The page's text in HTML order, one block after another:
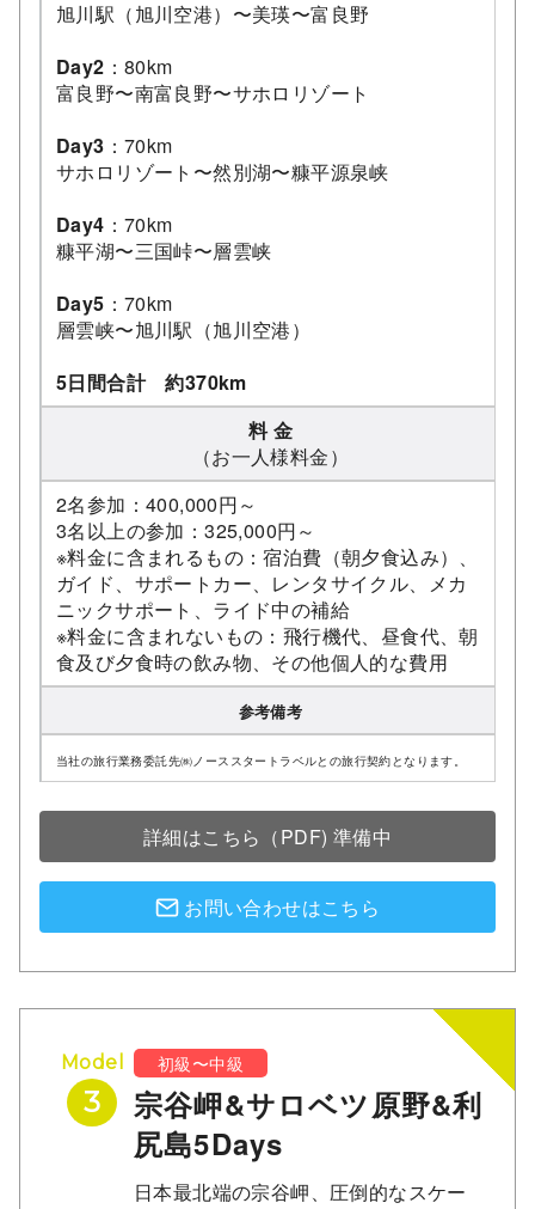
旭川駅（旭川空港）〜美瑛〜富良野
Day2 ：80km
富良野〜南富良野〜サホロリゾート
Day3 ：70km
サホロリゾート〜然別湖〜糠平源泉峡
Day4 ：70km
糠平湖〜三国峠〜層雲峡
Day5 ：70km
層雲峡〜旭川駅（旭川空港）
5日間合計 約370km
料 金
（お一人様料金）
2名参加：400,000円～
3名以上の参加：325,000円～
※料金に含まれるもの：宿泊費（朝夕食込み）、
ガイド、サポートカー、レンタサイクル、メカ
ニックサポート、ライド中の補給
※料金に含まれないもの：飛行機代、昼食代、朝
食及び夕食時の飲み物、その他個人的な費用
参考備考
当社の旅行業務委託先㈱ノーススタートラベルとの旅行契約となります。
詳細はこちら（PDF) 準備中
お問い合わせはこちら
Model
3
初級〜中級
宗谷岬&サロベツ原野&利
尻島5Days
日本最北端の宗谷岬、圧倒的なスケー